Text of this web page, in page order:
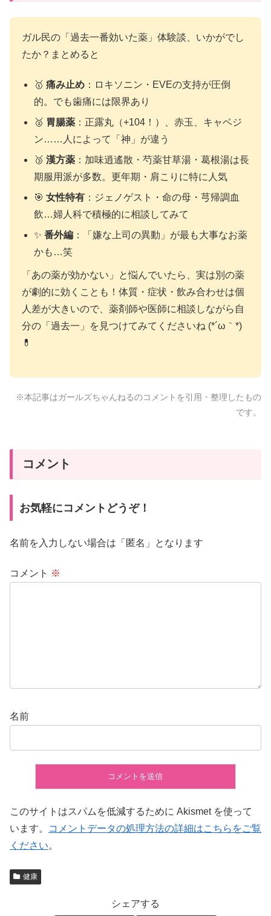
ガル民の「過去一番効いた薬」体験談、いかがでし
たか？まとめると
🥇 痛み止め ：ロキソニン・EVEの支持が圧倒
的。でも歯痛には限界あり
🥈 胃腸薬 ：正露丸（+104！）、赤玉、キャベジ
ン……人によって「神」が違う
🥉 漢方薬 ：加味逍遙散・芍薬甘草湯・葛根湯は長
期服用派が多数。更年期・肩こりに特に人気
🎯 女性特有 ：ジェノゲスト・命の母・芎帰調血
飲…婦人科で積極的に相談してみて
✨ 番外編 ：「嫌な上司の異動」が最も大事なお薬
かも…笑
「あの薬が効かない」と悩んでいたら、実は別の薬
が劇的に効くことも！体質・症状・飲み合わせは個
人差が大きいので、薬剤師や医師に相談しながら自
分の「過去一」を見つけてみてくださいね (*´ω｀*)
💊
※本記事はガールズちゃんねるのコメントを引用・整理したもの
です。
コメント
お気軽にコメントどうぞ！
名前を入力しない場合は「匿名」となります
コメント ※
名前
このサイトはスパムを低減するために Akismet を使って
います。
コメントデータの処理方法の詳細はこちらをご覧
ください。
健康
シェアする